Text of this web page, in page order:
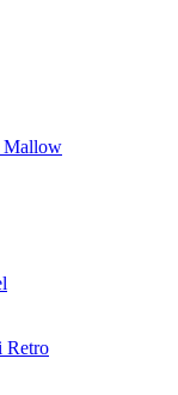
Mallow
Retro